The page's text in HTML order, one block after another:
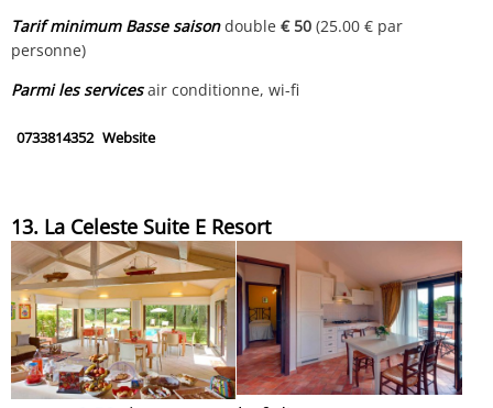
Tarif minimum Basse saisondouble€ 50 (25.00 € par
personne)
Parmi les servicesair conditionne, wi-fi
0733814352 Website
13. La Celeste Suite E Resort